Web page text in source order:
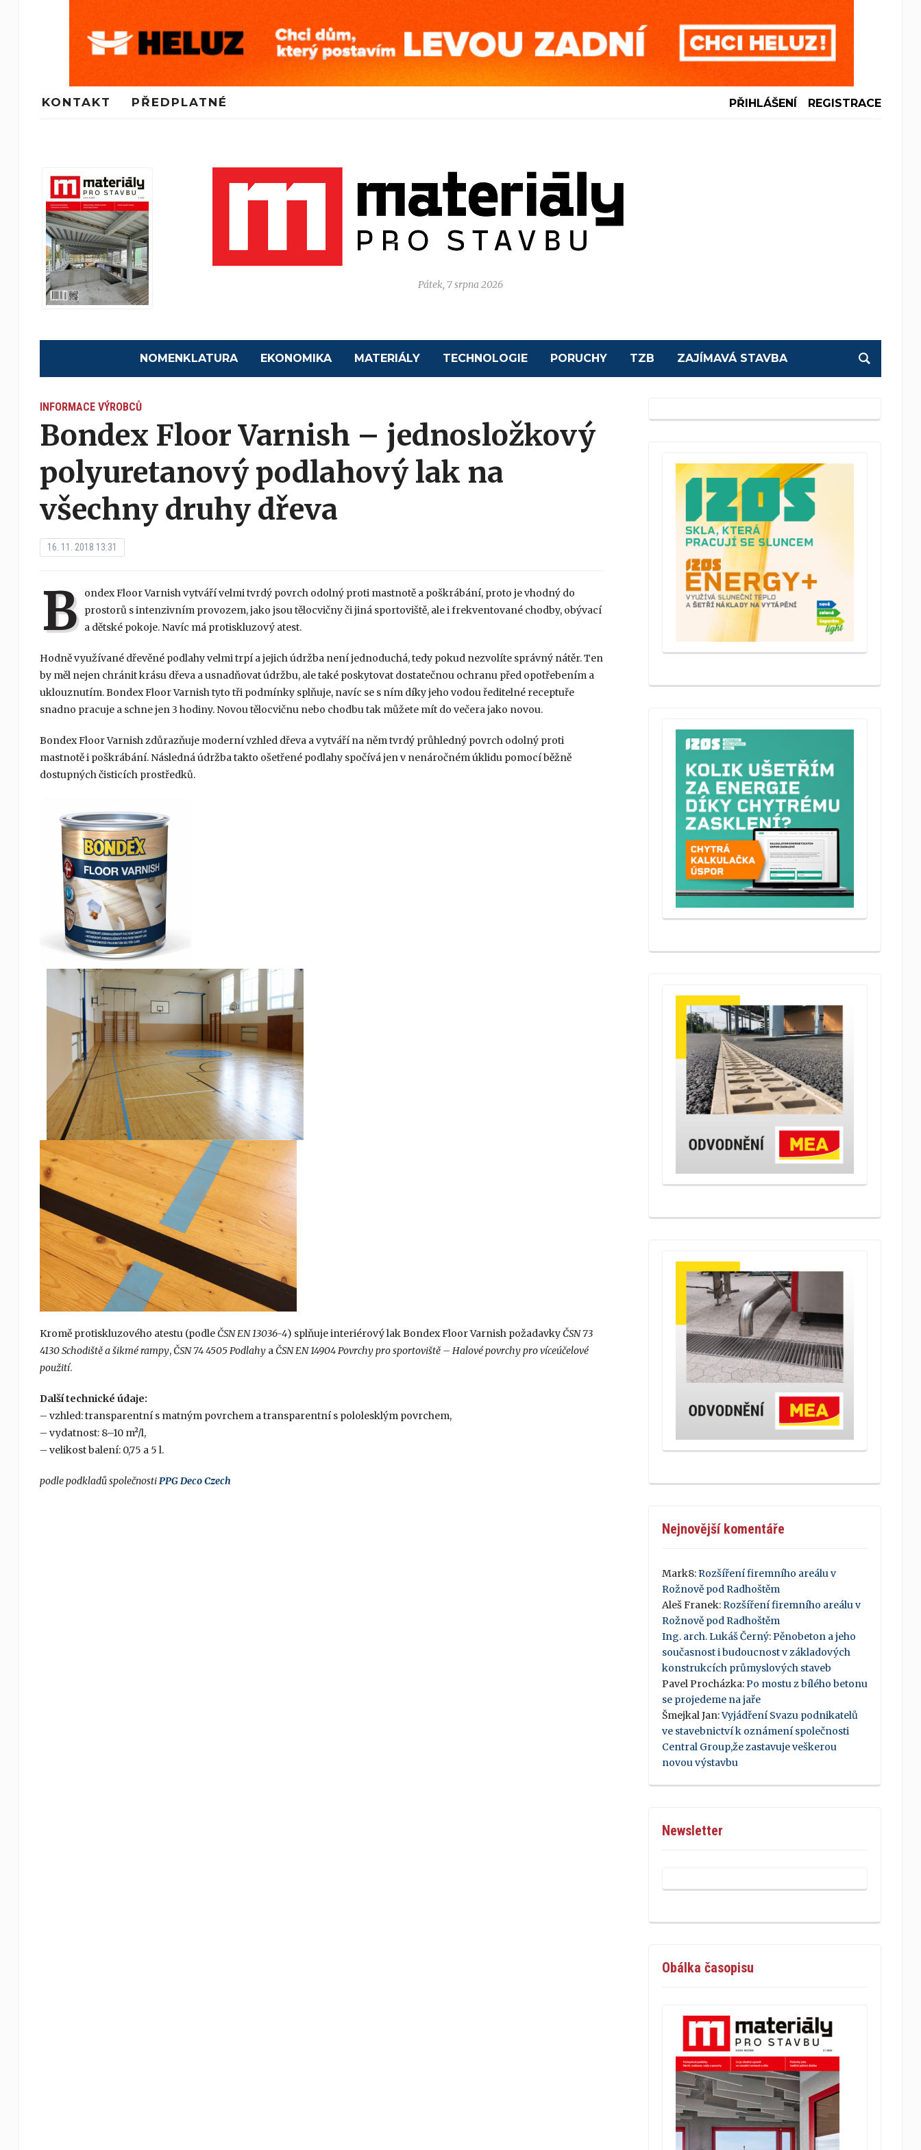
KONTAKT PŘEDPLATNÉ PŘIHLÁŠENÍ REGISTRACE
Pátek, 7 srpna 2026
NOMENKLATURA EKONOMIKA MATERIÁLY TECHNOLOGIE PORUCHY TZB ZAJÍMAVÁ STAVBA
INFORMACE VÝROBCŮ
Bondex Floor Varnish – jednosložkový
polyuretanový podlahový lak na
všechny druhy dřeva
16. 11. 2018 13:31
B
ondex Floor Varnish vytváří velmi tvrdý povrch odolný proti mastnotě a poškrábání, proto je vhodný do
prostorů s intenzivním provozem, jako jsou tělocvičny či jiná sportoviště, ale i frekventované chodby, obývací
a dětské pokoje. Navíc má protiskluzový atest.
Hodně využívané dřevěné podlahy velmi trpí a jejich údržba není jednoduchá, tedy pokud nezvolíte správný nátěr. Ten
by měl nejen chránit krásu dřeva a usnadňovat údržbu, ale také poskytovat dostatečnou ochranu před opotřebením a
uklouznutím. Bondex Floor Varnish tyto tři podmínky splňuje, navíc se s ním díky jeho vodou ředitelné receptuře
snadno pracuje a schne jen 3 hodiny. Novou tělocvičnu nebo chodbu tak můžete mít do večera jako novou.
Bondex Floor Varnish zdůrazňuje moderní vzhled dřeva a vytváří na něm tvrdý průhledný povrch odolný proti
mastnotě i poškrábání. Následná údržba takto ošetřené podlahy spočívá jen v nenáročném úklidu pomocí běžně
dostupných čisticích prostředků.
Kromě protiskluzového atestu (podleČSN EN 13036-4) splňuje interiérový lak Bondex Floor Varnish požadavkyČSN 73
4130 Schodiště a šikmé rampy,ČSN 74 4505 PodlahyaČSN EN 14904 Povrchy pro sportoviště – Halové povrchy pro víceúčelové
použití.
Další technické údaje:
– vzhled: transparentní s matným povrchem a transparentní s pololesklým povrchem,
– vydatnost: 8–10 m²/l,
– velikost balení: 0,75 a 5 l.
podle podkladů společnostiPPG Deco Czech
Nejnovější komentáře
Mark8:Rozšíření firemního areálu v
Rožnově pod Radhoštěm
Aleš Franek:Rozšíření firemního areálu v
Rožnově pod Radhoštěm
Ing. arch. Lukáš Černý:Pěnobeton a jeho
současnost i budoucnost v základových
konstrukcích průmyslových staveb
Pavel Procházka:Po mostu z bílého betonu
se projedeme na jaře
Šmejkal Jan:Vyjádření Svazu podnikatelů
ve stavebnictví k oznámení společnosti
Central Group,že zastavuje veškerou
novou výstavbu
Newsletter
Obálka časopisu